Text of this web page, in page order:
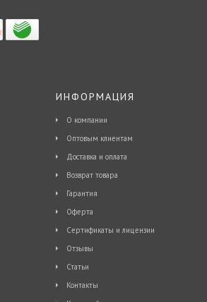
ИНФОРМАЦИЯ
О компании
Оптовым клиентам
Доставка и оплата
Возврат товара
Гарантия
Оферта
Сертификаты и лицензии
Отзывы
Статьи
Контакты